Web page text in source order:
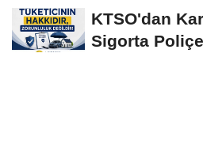
KTSO'dan
Sigorta